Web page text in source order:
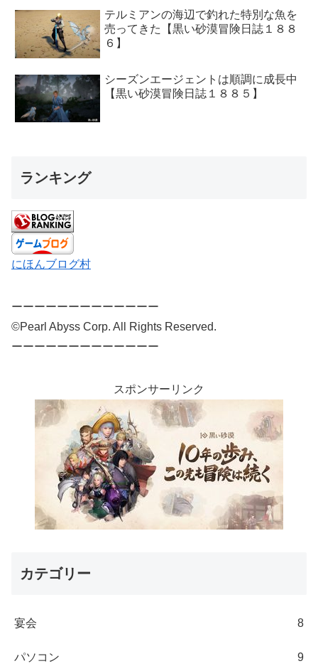
テルミアンの海辺で釣れた特別な魚を
売ってきた【黒い砂漠冒険日誌１８８
６】
シーズンエージェントは順調に成長中
【黒い砂漠冒険日誌１８８５】
ランキング
にほんブログ村
ーーーーーーーーーーーーー
©Pearl Abyss Corp. All Rights Reserved.
ーーーーーーーーーーーーー
スポンサーリンク
カテゴリー
宴会 8
パソコン 9